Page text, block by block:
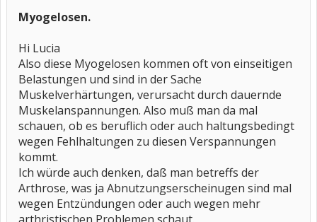
Myogelosen.
Hi Lucia
Also diese Myogelosen kommen oft von einseitigen
Belastungen und sind in der Sache
Muskelverhärtungen, verursacht durch dauernde
Muskelanspannungen. Also muß man da mal
schauen, ob es beruflich oder auch haltungsbedingt
wegen Fehlhaltungen zu diesen Verspannungen
kommt.
Ich würde auch denken, daß man betreffs der
Arthrose, was ja Abnutzungserscheinugen sind mal
wegen Entzündungen oder auch wegen mehr